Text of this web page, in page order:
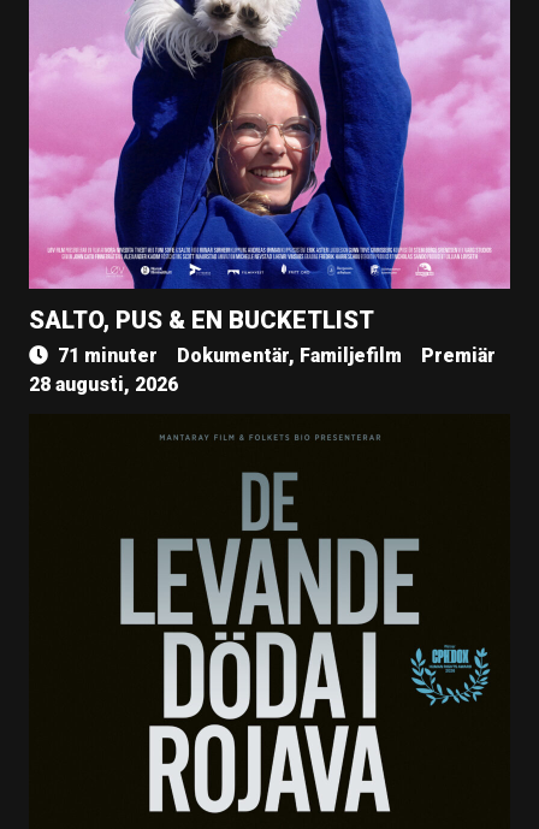
SALTO, PUS & EN BUCKETLIST
71 minuter Dokumentär, Familjefilm
Premiär
28 augusti, 2026